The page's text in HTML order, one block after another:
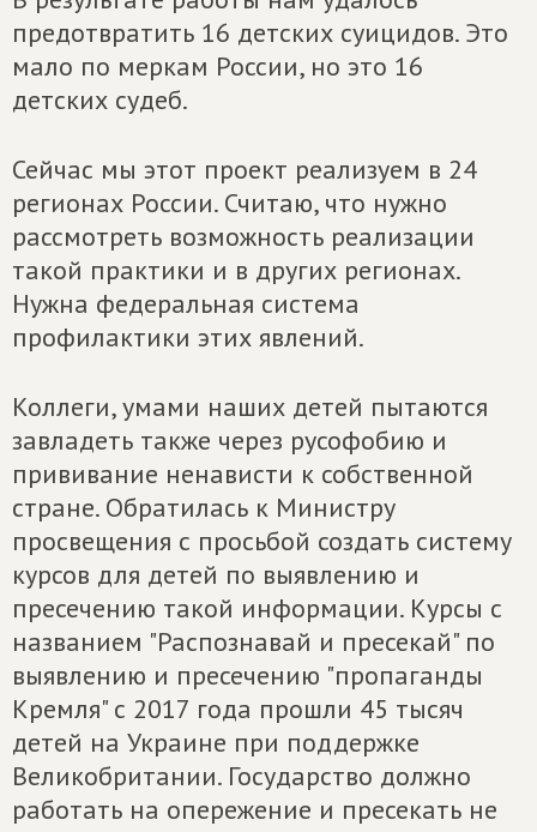
предотвратить 16 детских суицидов. Это
мало по меркам России, но это 16
детских судеб.
Сейчас мы этот проект реализуем в 24
регионах России. Считаю, что нужно
рассмотреть возможность реализации
такой практики и в других регионах.
Нужна федеральная система
профилактики этих явлений.
Коллеги, умами наших детей пытаются
завладеть также через русофобию и
прививание ненависти к собственной
стране. Обратилась к Министру
просвещения с просьбой создать систему
курсов для детей по выявлению и
пресечению такой информации. Курсы с
названием "Распознавай и пресекай" по
выявлению и пресечению "пропаганды
Кремля" с 2017 года прошли 45 тысяч
детей на Украине при поддержке
Великобритании. Государство должно
работать на опережение и пресекать не